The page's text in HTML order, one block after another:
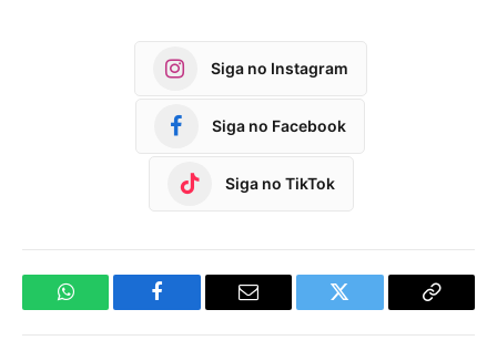
Siga no Instagram
Siga no Facebook
Siga no TikTok
WhatsApp Facebook Email Twitter
Copy